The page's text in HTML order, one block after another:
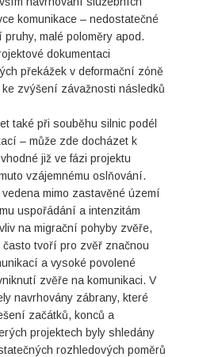
komunikace – nedostatečné
malé poloměry apod.
dokumentaci
překážek v deformační zóně
zvýšení závažnosti následků
také při souběhu silnic podél
– může zde docházet k
již ve fázi projektu
vzájemnému oslňování.
mimo zastavěné území
uspořádání a intenzitám
na migrační pohyby zvěře,
tvoří pro zvěř značnou
a vysoké povolené
zvěře na komunikaci. V
navrhovány zábrany, které
začátků, konců a
projektech byly shledány
rozhledových poměrů